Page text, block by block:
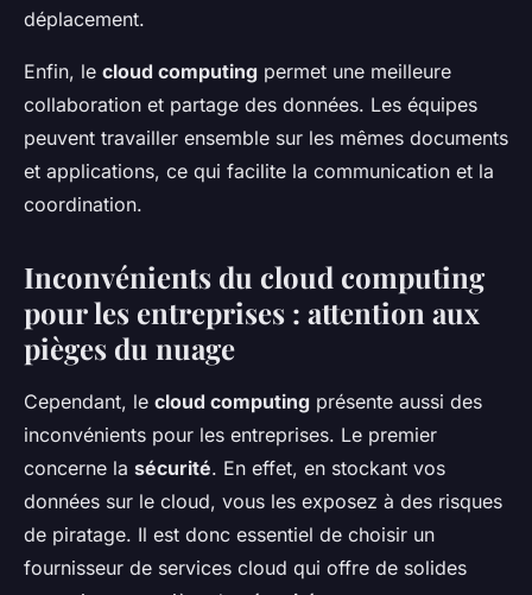
déplacement.
Enfin, le cloud computing permet une meilleure
collaboration et partage des données. Les équipes
peuvent travailler ensemble sur les mêmes documents
et applications, ce qui facilite la communication et la
coordination.
Inconvénients du cloud computing
pour les entreprises : attention aux
pièges du nuage
Cependant, le cloud computing présente aussi des
inconvénients pour les entreprises. Le premier
concerne la sécurité. En effet, en stockant vos
données sur le cloud, vous les exposez à des risques
de piratage. Il est donc essentiel de choisir un
fournisseur de services cloud qui offre de solides